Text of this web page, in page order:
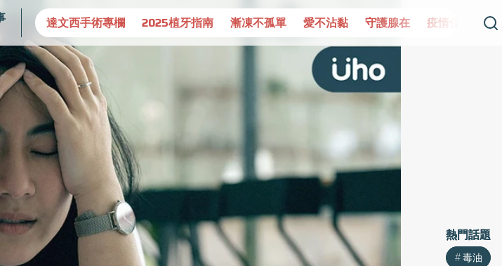
術專欄 2025植牙指南 漸凍不孤單 愛不沾黏 守護腺在 疫情保衛戰 再生醫學 愛
熱門話題
毒油
熱門話題
毒油